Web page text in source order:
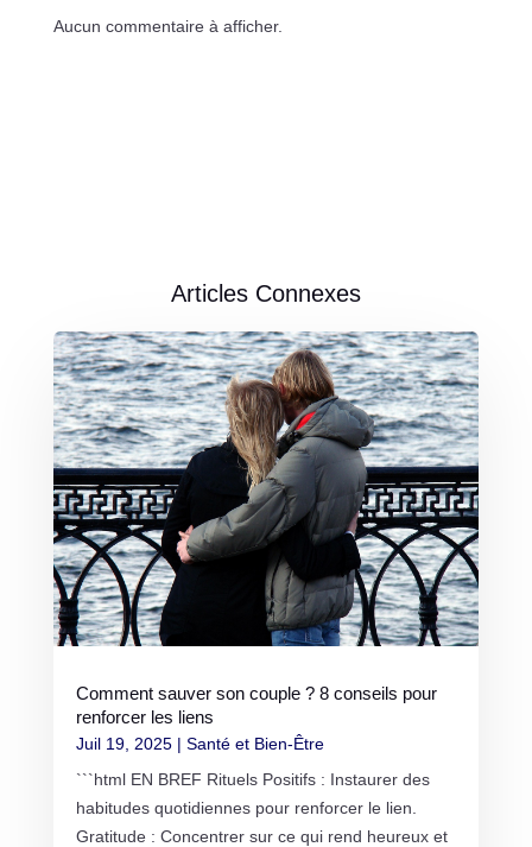
Aucun commentaire à afficher.
Articles Connexes
Comment sauver son couple ? 8 conseils pour
renforcer les liens
Juil 19, 2025| Santé et Bien-Être
```html EN BREF Rituels Positifs : Instaurer des
habitudes quotidiennes pour renforcer le lien.
Gratitude : Concentrer sur ce qui rend heureux et